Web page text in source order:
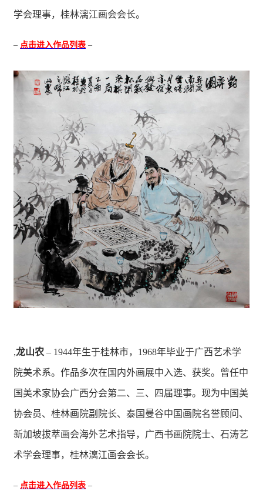
学会理事，桂林漓江画会会长。
– 点击进入作品列表 –
,龙山农 – 1944年生于桂林市，1968年毕业于广西艺术学
院美术系。作品多次在国内外画展中入选、获奖。曾任中
国美术家协会广西分会第二、三、四届理事。现为中国美
协会员、桂林画院副院长、泰国曼谷中国画院名誉顾问、
新加坡拔萃画会海外艺术指导，广西书画院院士、石涛艺
术学会理事，桂林漓江画会会长。
– 点击进入作品列表 –